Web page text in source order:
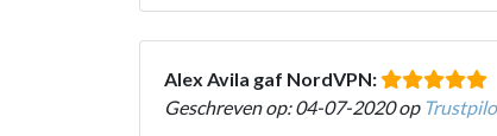
Alex Avila gaf NordVPN:
Geschreven op: 04-07-2020 op